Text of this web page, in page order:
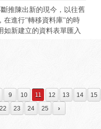
商業使用的話，必須選擇購
式依據作者不同而有不同
20美元，買到的字型就是
利。另外也可以捐贈作者
推陳出新的現今，以往舊
在進行"轉移資料庫"的時
如新建立的資料表單匯入
料庫的名稱是否符合將要
名稱與將要匯入的名稱不
存! 2.確認要匯入的資料
9 10 11 12 13 14
15
22 23 24 25 ›